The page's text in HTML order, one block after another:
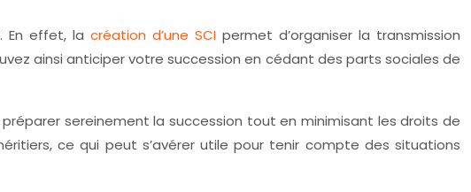
En effet, la création d’une SCI permet d’organiser la transmission
ainsi anticiper votre succession en cédant des parts sociales de
sereinement la succession tout en minimisant les droits de
ce qui peut s’avérer utile pour tenir compte des situations